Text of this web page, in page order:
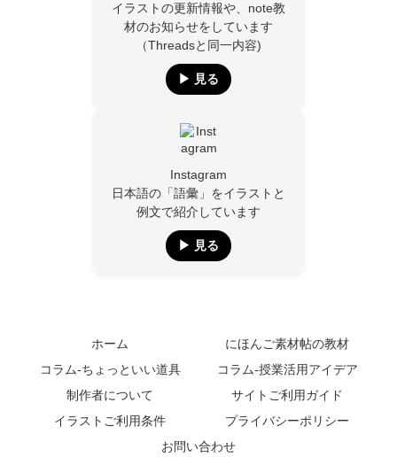
イラストの更新情報や、note教
材のお知らせをしています
（Threadsと同一内容)
▶︎ 見る
Instagram
日本語の「語彙」をイラストと
例文で紹介しています
▶︎ 見る
ホーム
にほんご素材帖の教材
コラム-ちょっといい道具
コラム-授業活用アイデア
制作者について
サイトご利用ガイド
イラストご利用条件
プライバシーポリシー
お問い合わせ